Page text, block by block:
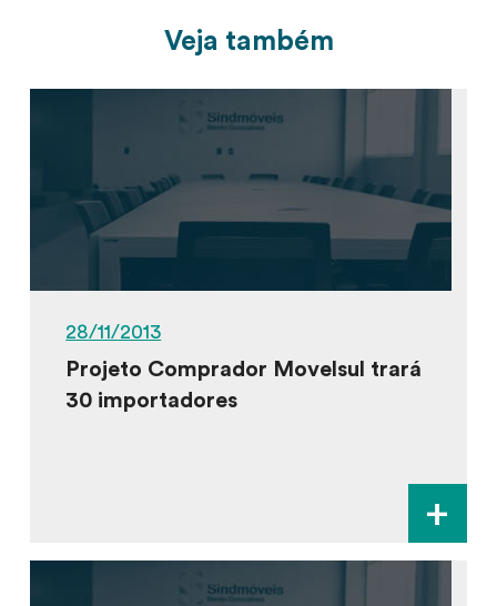
Veja também
28/11/2013
Projeto Comprador Movelsul trará
30 importadores
+